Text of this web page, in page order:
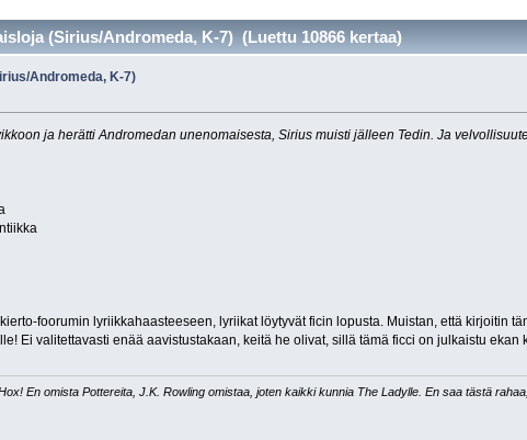
(Sirius/Andromeda, K-7) (Luettu 10866 kertaa)
Andromeda, K-7)
ja herätti Andromedan unenomaisesta, Sirius muisti jälleen Tedin. Ja
foorumin lyriikkahaasteeseen, lyriikat löytyvät ficin lopusta. Muistan, että kirjoitin
Ei valitettavasti enää aavistustakaan, keitä he olivat, sillä tämä ficci on julkaistu ekan
En omista Pottereita, J.K. Rowling omistaa, joten kaikki kunnia The Ladylle. En saa tästä